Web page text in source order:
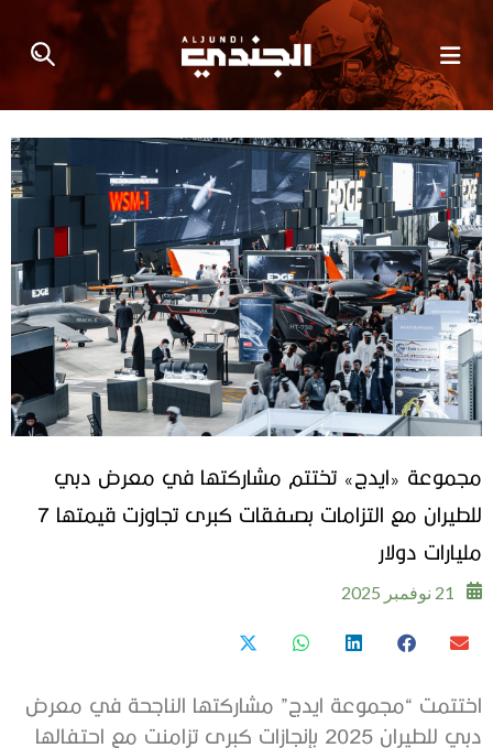
مجموعة «ايدج» تختتم مشاركتها في معرض دبي
للطيران مع التزامات بصفقات كبرى تجاوزت قيمتها 7
مليارات دولار
21 نوفمبر 2025
اختتمت “مجموعة ايدج” مشاركتها الناجحة في معرض
دبي للطيران 2025 بإنجازات كبرى تزامنت مع احتفالها